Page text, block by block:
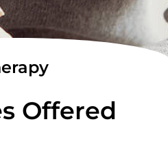
Offered